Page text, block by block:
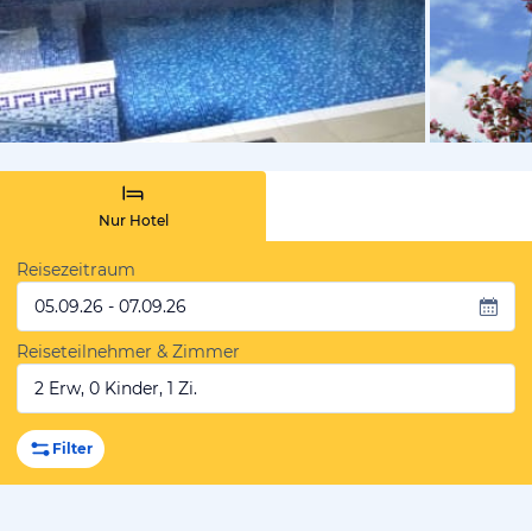
von
Nur Hotel
Reisezeitraum
05.09.26 - 07.09.26
Reiseteilnehmer & Zimmer
2 Erw, 0 Kinder, 1 Zi.
Filter